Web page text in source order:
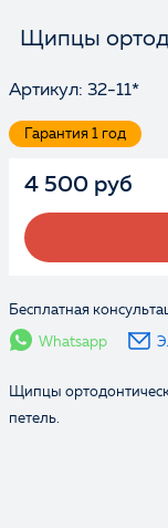
Щипцы
Артикул: 32-11*
Гарантия 1 год
4 500 руб
Бесплатная
Whatsapp
Щипцы
петель.